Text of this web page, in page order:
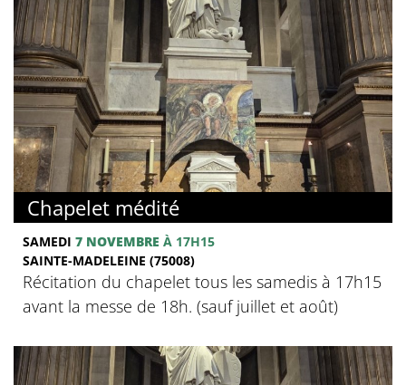
Chapelet médité
SAMEDI 7 NOVEMBRE À 17H15
SAINTE-MADELEINE (75008)
Récitation du chapelet tous les samedis à 17h15
avant la messe de 18h. (sauf juillet et août)